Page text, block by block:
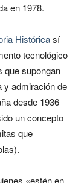
en 1978.
Históricasí
tecnológico
que supongan
y admiración de
desde 1936
un concepto
que
«estén en